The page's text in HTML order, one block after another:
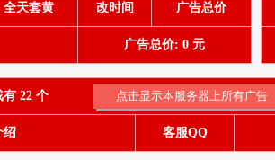
全天套黄 改时间 广告总价
广告总价: 0 元
有 22 个
绍 客服QQ